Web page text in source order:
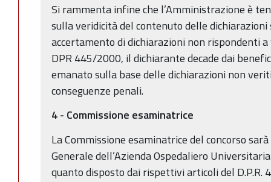
Si rammenta infine che l’Amministrazione è
sulla veridicità del contenuto delle
accertamento di dichiarazioni non rispondenti
DPR 445/2000, il dichiarante decade dai
emanato sulla base delle dichiarazioni non
conseguenze penali.
4 - Commissione esaminatrice
La Commissione esaminatrice del concorso
Generale dell’Azienda Ospedaliero
quanto disposto dai rispettivi articoli del D.P.R.